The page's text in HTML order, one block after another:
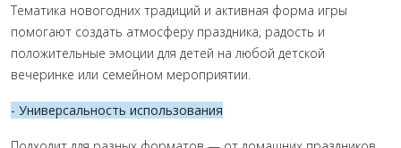
Тематика новогодних традиций и активная форма игры
помогают создать атмосферу праздника, радость и
положительные эмоции для детей на любой детской
вечеринке или семейном мероприятии.
- Универсальность использования